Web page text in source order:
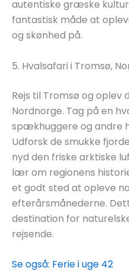
autentiske græske
fantastisk måde at
og skønhed på.
5. Hvalsafari i Tromsø,
Rejs til Tromsø og
Nordnorge. Tag på en
spækhuggere og andre
Udforsk de smukke
nyd den friske arktiske
lær om regionens
et godt sted at opleve
efterårsmånederne.
destination for
rejsende.
Se også: Ferie i uge 42